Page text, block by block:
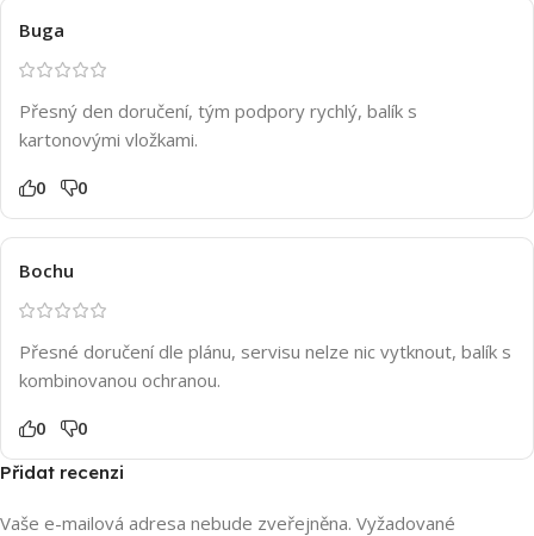
Buga
Přesný den doručení, tým podpory rychlý, balík s
kartonovými vložkami.
0 0
Bochu
Přesné doručení dle plánu, servisu nelze nic vytknout, balík s
kombinovanou ochranou.
0 0
Přidat recenzi
Vaše e-mailová adresa nebude zveřejněna. Vyžadované